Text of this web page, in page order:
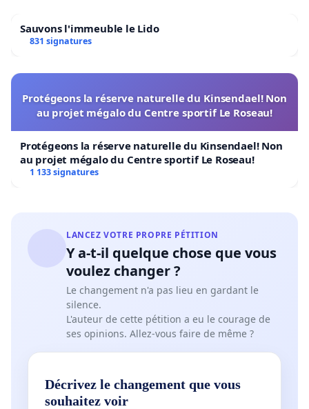
Sauvons l'immeuble le Lido
831 signatures
Protégeons la réserve naturelle du Kinsendael! Non
au projet mégalo du Centre sportif Le Roseau!
Protégeons la réserve naturelle du Kinsendael! Non
au projet mégalo du Centre sportif Le Roseau!
1 133 signatures
LANCEZ VOTRE PROPRE PÉTITION
Y a-t-il quelque chose que vous
voulez changer ?
Le changement n'a pas lieu en gardant le
silence.
L'auteur de cette pétition a eu le courage de
ses opinions. Allez-vous faire de même ?
Décrivez le changement que vous
souhaitez voir